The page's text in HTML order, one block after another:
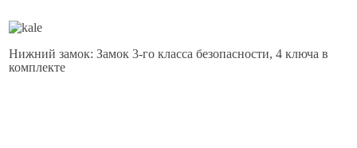
Нижний замок: Замок 3-го класса безопасности, 4 ключа в
комплекте